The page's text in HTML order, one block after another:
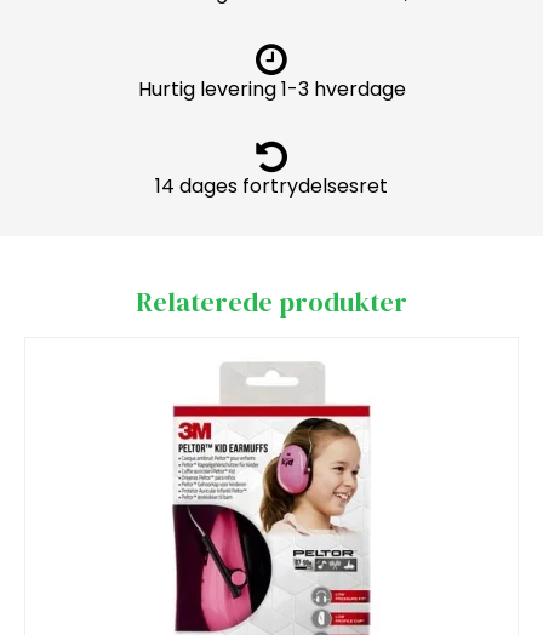
Hurtig levering 1-3 hverdage
14 dages fortrydelsesret
Relaterede produkter